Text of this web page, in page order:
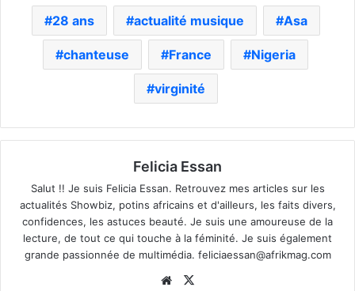
28 ans actualité musique Asa
chanteuse France Nigeria
virginité
Felicia Essan
Salut !! Je suis Felicia Essan. Retrouvez mes articles sur les
actualités Showbiz, potins africains et d'ailleurs, les faits divers,
confidences, les astuces beauté. Je suis une amoureuse de la
lecture, de tout ce qui touche à la féminité. Je suis également
grande passionnée de multimédia. feliciaessan@afrikmag.com
Website